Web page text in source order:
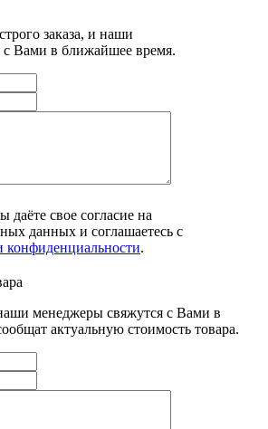
заказа, и наши
Вами в ближайшее время.
свое согласие на
данных и соглашаетесь с
конфиденциальности.
менеджеры свяжутся с Вами в
актуальную стоимость товара.